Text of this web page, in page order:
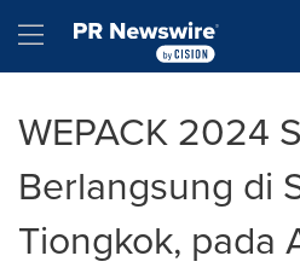
Hamburger menu
WEPACK 2024
Berlangsung di
Tiongkok, pada